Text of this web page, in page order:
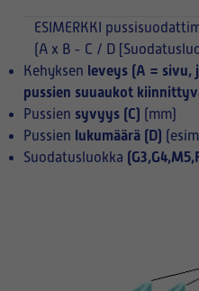
ESIMERKKI
(A x B - C / D
Kehyksen leveys (A = sivu,
pussien suuaukot
Pussien syvyys (C) (mm)
Pussien lukumäärä (D)
Suodatusluokka